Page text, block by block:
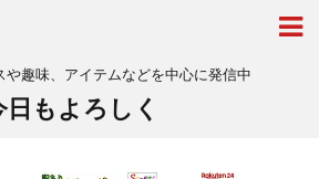
や趣味、アイテムなどを中心に発信中
日もよろしく